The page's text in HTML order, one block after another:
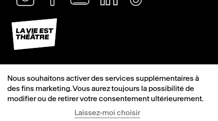
Nous souhaitons activer des services supplémentaires à
des fins marketing. Vous aurez toujours la possibilité de
modifier ou de retirer votre consentement ultérieurement.
Laissez-moi choisir